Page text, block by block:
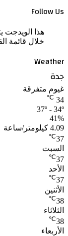
Follow Us
هذا الويدجت
خلال قائمة
Weather
جدة
غيوم متفرقة
34
℃
37º - 34º
41%
4.09 كيلومتر/ساعة
37
℃
السبت
37
℃
الأحد
37
℃
الأثنين
38
℃
الثلاثاء
38
℃
الأربعاء